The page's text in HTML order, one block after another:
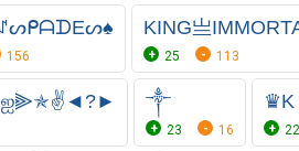
156
KING亗
25 113
༒
23 16
♛K
22